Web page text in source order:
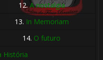
12.A nostalgia
13. In Memoriam
14. O futuro
História